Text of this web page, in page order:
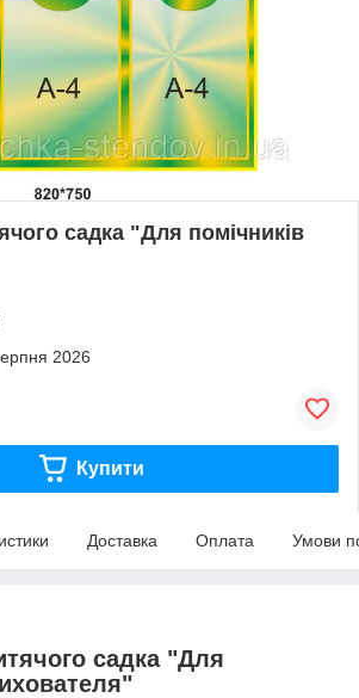
садка "Для помічників
2026
Купити
Доставка Оплата Умови
садка "Для